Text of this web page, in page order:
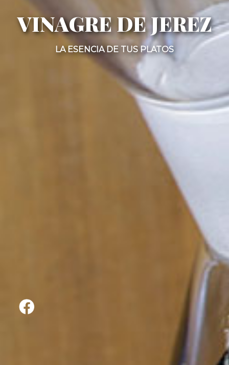
VINAGRE DE JEREZ
LA ESENCIA DE TUS PLATOS